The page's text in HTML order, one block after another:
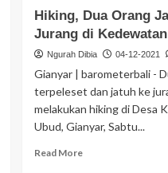
Hiking, Dua Orang
Jurang di Kedewatan
Ngurah Dibia 04-12-2021
Gianyar | barometerbali -
terpeleset dan jatuh ke
melakukan hiking di Desa
Ubud, Gianyar, Sabtu...
Read More